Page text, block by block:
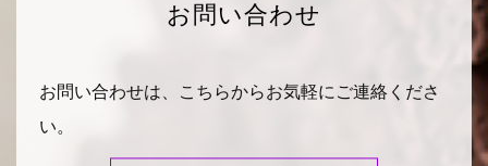
お問い合わせ
お問い合わせは、こちらからお気軽にご連絡くださ
い。